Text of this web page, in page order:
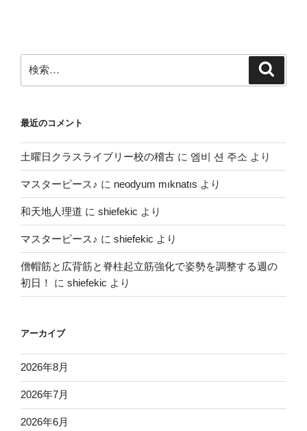
索:
最近のコメント
土曜日クラスライブリー校の稽古 に 엠비 션 주소 より
マスターピース♪ に neodyum mıknatıs より
和天地人理道 に shiefekic より
マスターピース♪ に shiefekic より
僧帽筋と広背筋と脊柱起立筋強化で姿勢を調整する週の
初日！
に shiefekic より
アーカイブ
2026年8月
2026年7月
2026年6月